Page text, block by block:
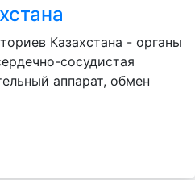
Казахстана - органы
сосудистая
аппарат, обмен